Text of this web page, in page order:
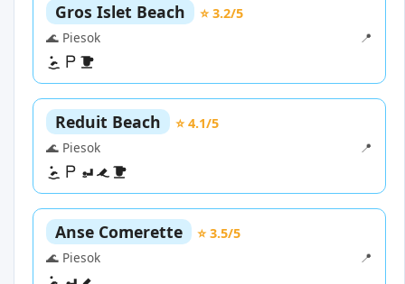
Gros Islet Beach
⭐ 3.2/5
🌊 Piesok
📍
Reduit Beach
⭐ 4.1/5
🌊 Piesok
📍
Anse Comerette
⭐ 3.5/5
🌊 Piesok
📍